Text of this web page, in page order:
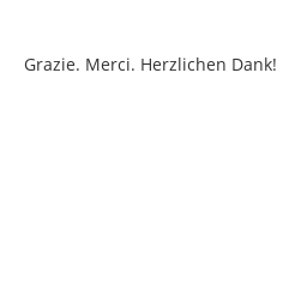
Grazie. Merci. Herzlichen Dank!